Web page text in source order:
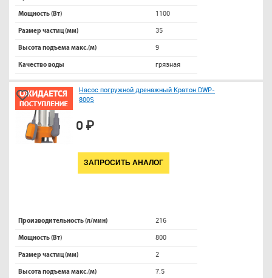
Мощность (Вт) 1100
Размер частиц (мм) 35
Высота подъема макс.(м) 9
Качество воды грязная
Насос погружной дренажный Кратон DWP-
800S
0 ₽
ЗАПРОСИТЬ АНАЛОГ
Производительность (л/мин) 216
Мощность (Вт) 800
Размер частиц (мм) 2
Высота подъема макс.(м) 7.5